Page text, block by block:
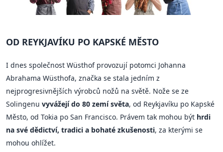
OD REYKJAVÍKU PO KAPSKÉ MĚSTO
I dnes společnost Wüsthof provozují potomci Johanna
Abrahama Wüsthofa, značka se stala jedním z
nejprogresivnějších výrobců nožů na světě. Nože se ze
Solingenu vyvážejí do 80 zemí světa, od Reykjavíku po Kapské
Město, od Tokia po San Francisco. Právem tak mohou být hrdi
na své dědictví, tradici a bohaté zkušenosti, za kterými se
mohou ohlížet.